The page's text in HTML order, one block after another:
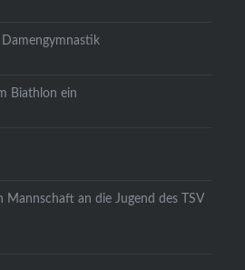
Biathlon ein
Mannschaft an die Jugend des TSV